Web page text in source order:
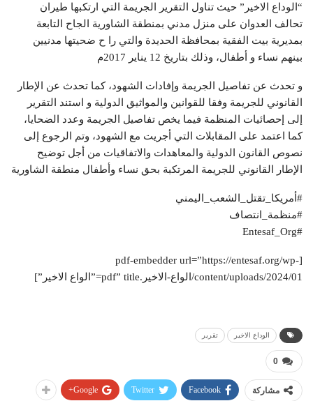
“الوداع الاخير” حيث تناول التقرير الجريمة التي ارتكبها طيران
تحالف العدوان على منزل مدني بمنطقة الشاورية الجاح التابعة
بمدیریة بيت الفقية بمحافظة الحديدة والتي را ح ضحيتها مدنيين
بينهم نساء و أطفال، وذلك بتاريخ 12 يناير 2017م
و تحدث عن تفاصيل الجريمة وإفادات الشهود، كما تحدث عن الإطار
القانوني للجريمة وفقا للقوانين والمواثيق الدولية و استند التقرير
إلى إحصائيات المنظمة فيما يخص تفاصيل الجريمة وعدد الضحايا،
كما اعتمد على المقابلات التي أجريت مع الشهود، وتم الرجوع إلى
نصوص القانون الدولية والمعاهدات والاتفاقيات من أجل توضيح
الإطار القانوني للجريمة المرتكبة بحق نساء وأطفال منطقة الشاورية
#أمريكا_تقتل_الشعب_اليمني
#منظمة_انتصاف
#Entesaf_Org
[pdf-embedder url=”https://entesaf.org/wp-
content/uploads/2024/01/الواع-الاخير.pdf” title=”الواع الاخير”]
الوداع الاخير تقرير
0
مشاركة Facebook
Twitter
Google+